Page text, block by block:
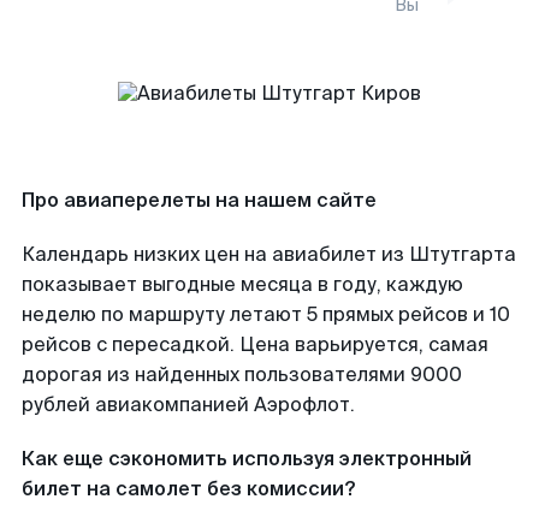
Вы
Про авиаперелеты на нашем сайте
Календарь низких цен на авиабилет из Штутгарта
показывает выгодные месяца в году, каждую
неделю по маршруту летают 5 прямых рейсов и 10
рейсов с пересадкой. Цена варьируется, самая
дорогая из найденных пользователями 9000
рублей авиакомпанией Аэрофлот.
Как еще сэкономить используя электронный
билет на самолет без комиссии?